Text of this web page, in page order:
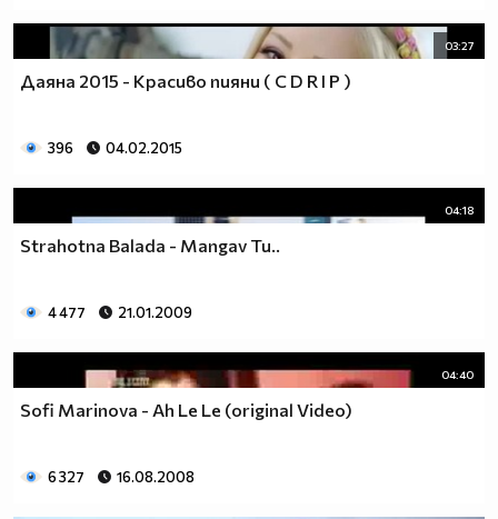
03:27
Даяна 2015 - Красиво пияни ( C D R I P )
396 04.02.2015
04:18
Strahotna Balada - Mangav Tu..
4 477 21.01.2009
04:40
Sofi Marinova - Ah Le Le (original Video)
6 327 16.08.2008